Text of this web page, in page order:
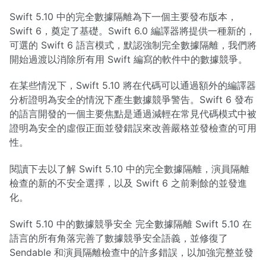
Swift 5.10 中的完全數據隔離為下一個主要發布版本，
Swift 6，奠定了基礎。Swift 6.0 編譯器將提供一種新的，
可選的 Swift 6 語言模式，默認強制完全數據隔離，我們將
開始過渡以消除所有用 Swift 編寫的軟件中的數據競爭。
在某些情況下，Swift 5.10 將在代碼可以通過額外的編譯器
分析證明為安全的情況下產生數據競爭警告。Swift 6 發布
的語言開發的一個主要焦點是通過減輕在常見代碼模式中被
證明為安全的虛假正面並發錯誤來改善嚴格並發檢查的可用
性。
閱讀下去以了解 Swift 5.10 中的完全數據隔離，演員隔離
檢查的新的不安全選擇，以及 Swift 6 之前剩餘的並發進
化。
Swift 5.10 中的數據競爭安全 完全數據隔離 Swift 5.10 在
語言的所有角落完善了數據競爭安全語義，並修復了
Sendable 和演員隔離檢查中的許多錯誤，以加強完整並發